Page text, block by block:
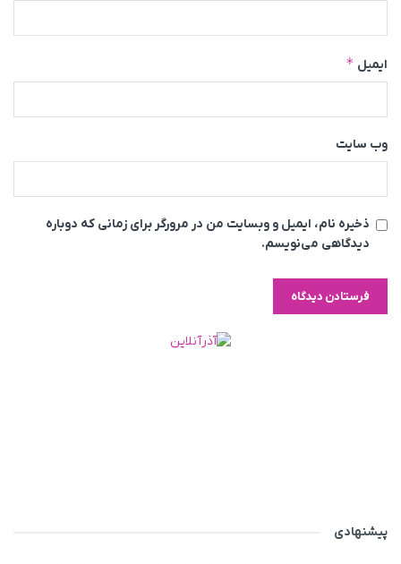
ایمیل *
وب‌ سایت
ذخیره نام، ایمیل و وبسایت من در مرورگر برای زمانی که دوباره
دیدگاهی می‌نویسم.
پیشنهادی